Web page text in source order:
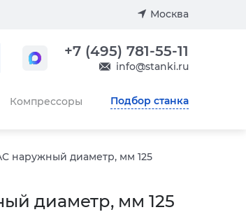
Москва
+7 (495) 781-55-11
info@stanki.ru
Компрессоры Подбор станка
наружный диаметр, мм 125
диаметр, мм 125